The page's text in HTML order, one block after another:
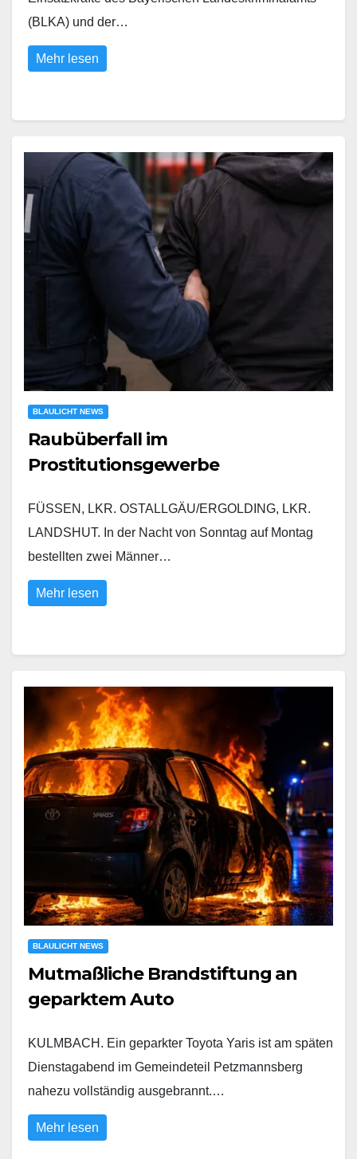
(BLKA) und der…
Mehr lesen
BLAULICHT NEWS
Raubüberfall im
Prostitutionsgewerbe
FÜSSEN, LKR. OSTALLGÄU/ERGOLDING, LKR.
LANDSHUT. In der Nacht von Sonntag auf Montag
bestellten zwei Männer…
Mehr lesen
BLAULICHT NEWS
Mutmaßliche Brandstiftung an
geparktem Auto
KULMBACH. Ein geparkter Toyota Yaris ist am späten
Dienstagabend im Gemeindeteil Petzmannsberg
nahezu vollständig ausgebrannt.…
Mehr lesen